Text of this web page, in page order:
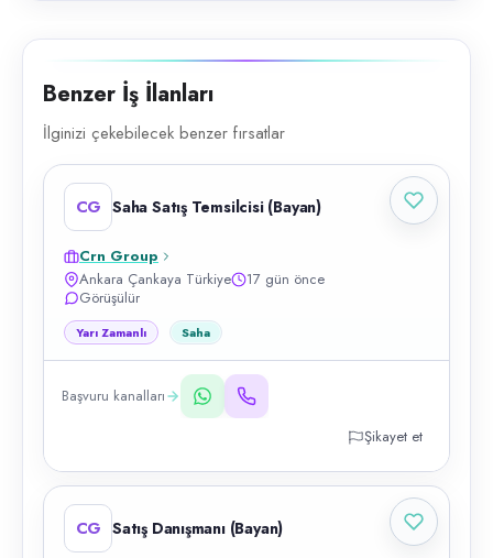
Benzer İş İlanları
İlginizi çekebilecek benzer fırsatlar
CG Saha Satış Temsilcisi (Bayan)
Crn Group
Ankara Çankaya Türkiye
17 gün önce
Görüşülür
Yarı Zamanlı Saha
Başvuru kanalları
Şikayet et
CG Satış Danışmanı (Bayan)